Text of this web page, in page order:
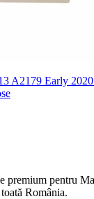
A2179 Early
premium pentru
România.